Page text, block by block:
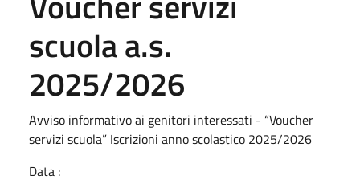
scuola a.s.
2025/2026
Avviso informativo ai genitori interessati - “Voucher
servizi scuola” Iscrizioni anno scolastico 2025/2026
Data :